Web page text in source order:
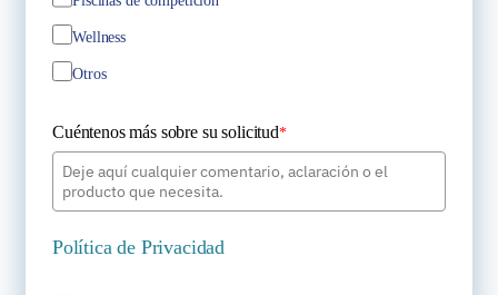
Wellness
Otros
Cuéntenos más sobre su solicitud*
Política de Privacidad